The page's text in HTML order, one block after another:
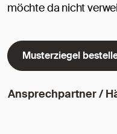
möchte da nicht
Musterziegel
Ansprechpartner /